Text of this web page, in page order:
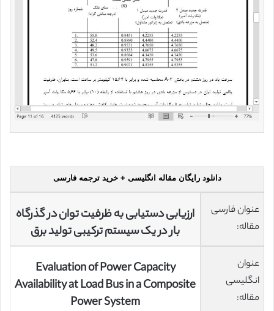
دانلود رایگان مقاله انگلیسی + خرید ترجمه فارسی
عنوان فارسی
مقاله:
ارزیابی دستیابی به ظرفیت توان در گذرگاه
بار در یک سیستم ترکیبی تولید برق
عنوان
انگلیسی
مقاله:
Evaluation of Power Capacity
Availability at Load Bus in a Composite
Power System